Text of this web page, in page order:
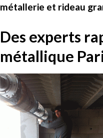
métallerie et rideau
Des experts
métallique